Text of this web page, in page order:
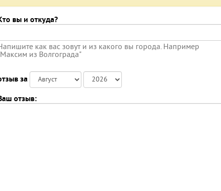
вы и откуда?
как вас зовут и из какого вы города. Например
из Волгограда"
за
отзыв: